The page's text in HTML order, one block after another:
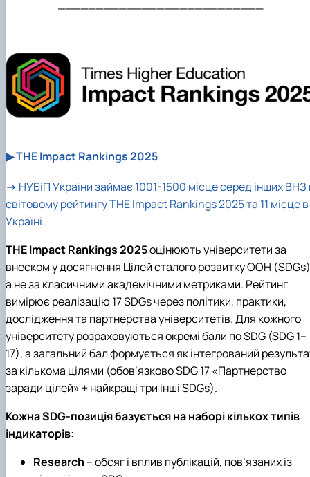
▶ THE Impact Rankings 2025
→ НУБіПУкраїни займає 1001-1500 місце серед інших ВНЗ
світовому рейтингу THE Impact Rankings 2025 та 11 місце в
Україні.
THE Impact Rankings 2025оцінюють університети за
внеском у досягнення Цілей сталого розвитку ООН
а не за класичними академічними метриками. Рейтинг
вимірює реалізацію 17 SDGs через політики, практики,
дослідження та партнерства університетів. Для кожного
університету розраховуються окремі бали по SDG (SDG 1–
17), а загальний бал формується як інтегрований
за кількома цілями (обов’язково SDG 17 «Партнерство
заради цілей» + найкращі три інші SDGs).
Кожна SDG‑позиція базується на наборі кількох типів
індикаторів:
Research – обсяг і вплив публікацій, пов’язаних із